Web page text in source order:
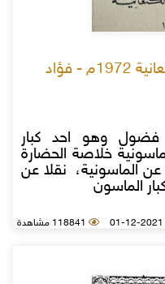
الماسونية خلاصة الحضارة الكنعانية 1972م - فؤاد
وهو احد كبار
خلاصة الحضارة
الماسونية، نقلا عن
الماسون
118841 مشاهدة